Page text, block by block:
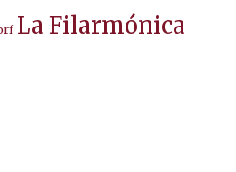
La Filarmónica